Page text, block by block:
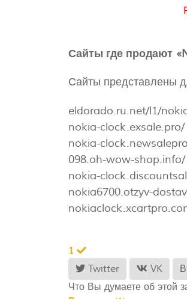
Сайты где продают
Сайты представлены
eldorado.ru.net/l1/
nokia-clock.exsale.pro/
nokia-
098.oh-wow-shop.info/
nokia-
nokia6700.otzyv-
1
Twitter
VK
Что Вы думаете об этой